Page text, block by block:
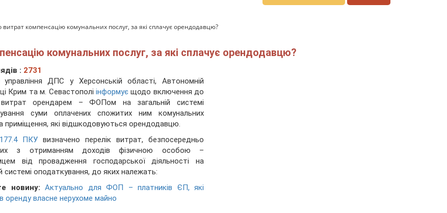
компенсацію комунальних послуг, за які сплачує орендодавцю?
комунальних послуг, за які сплачує орендодавцю?
: 2731
управління ДПС у Херсонській області, Автономній
Крим та м. Севастополі інформуєщодо включення до
орендарем – ФОПом на загальній системі
суми оплачених спожитих ним комунальних
приміщення, які відшкодовуються орендодавцю.
ПКУ визначено перелік витрат, безпосередньо
з отриманням доходів фізичною особою –
від провадження господарської діяльності на
системі оподаткування, до яких належать:
новину: Актуально для ФОП – платників ЄП, які
оренду власне нерухоме майно